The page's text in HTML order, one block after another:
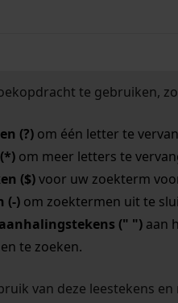
te gebruiken,
(?)om één letter te
om meer letters te
($)voor uw zoekterm
(-)om zoektermen uit te
(" ")aan
te zoeken.
van deze leestekens